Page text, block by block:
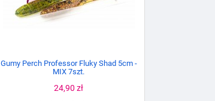
Gumy Perch Professor Fluky Shad 5cm -
MIX 7szt.
Cena
24,90 zł